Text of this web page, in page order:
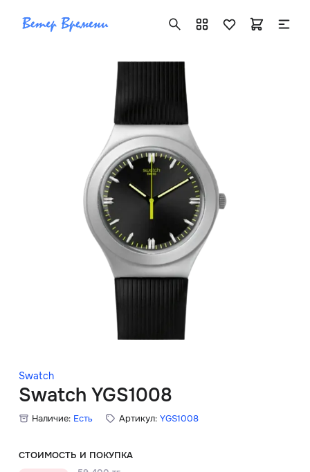
Swatch
Swatch YGS1008
Наличие: Есть Артикул: YGS1008
СТОИМОСТЬ И ПОКУПКА
+7 ( 705 ) 181-42-50
info@vetervremeni.kz
Авторизация
Каталог
Мужские часы
Женские часы
Скидки
Главная
О нас